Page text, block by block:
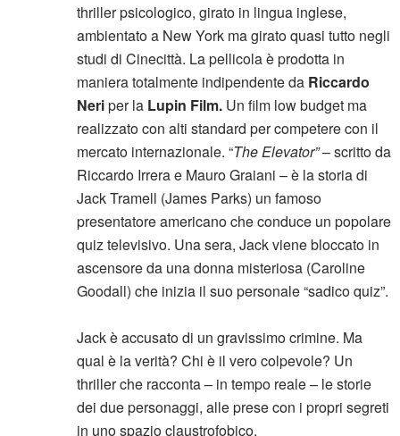
thriller psicologico, girato in lingua inglese,
ambientato a New York ma girato quasi tutto negli
studi di Cinecittà. La pellicola è prodotta in
maniera totalmente indipendente da Riccardo
Neriper la Lupin Film. Un film low budget ma
realizzato con alti standard per competere con il
mercato internazionale. “The Elevator”– scritto da
Riccardo Irrera e Mauro Graiani – è la storia di
Jack Tramell (James Parks) un famoso
presentatore americano che conduce un popolare
quiz televisivo. Una sera, Jack viene bloccato in
ascensore da una donna misteriosa (Caroline
Goodall) che inizia il suo personale “sadico quiz”.
Jack è accusato di un gravissimo crimine. Ma
qual è la verità? Chi è il vero colpevole? Un
thriller che racconta – in tempo reale – le storie
dei due personaggi, alle prese con i propri segreti
in uno spazio claustrofobico.